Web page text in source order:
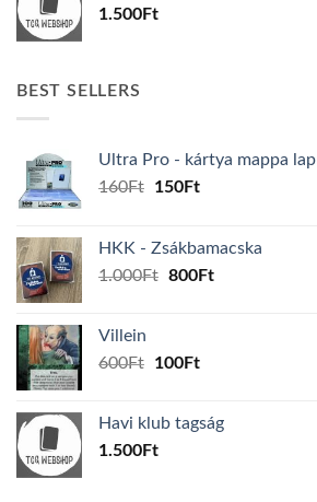
1.500Ft
BEST SELLERS
Ultra Pro - kártya mappa lap
160Ft
Original
160Ft.
150FtCurrent
150Ft.
HKK - Zsákbamacska
1.000Ft Original
800FtCurrent
Villein
600Ft
Original
600Ft.
100FtCurrent
100Ft.
Havi klub tagság
1.500Ft